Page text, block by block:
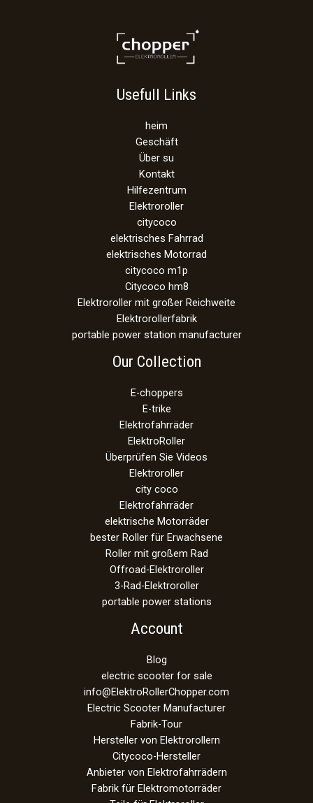
Usefull Links
heim
Geschäft
Über su
Kontakt
Hilfezentrum
Elektroroller
citycoco
elektrisches Fahrrad
elektrisches Motorrad
citycoco m1p
Citycoco hm8
Elektroroller mit großer Reichweite
Elektrorollerfabrik
portable power station manufacturer
Our Collection
E-choppers
E-trike
Elektrofahrräder
ElektroRoller
Überprüfen Sie Videos
Elektroroller
city coco
Elektrofahrräder
elektrische Motorräder
bester Roller für Erwachsene
Roller mit großem Rad
Offroad-Elektroroller
3-Rad-Elektroroller
portable power stations
Account
Blog
electric scooter for sale
info@ElektroRollerChopper.com
Electric Scooter Manufacturer
Fabrik-Tour
Hersteller von Elektrorollern
Citycoco-Hersteller
Anbieter von Elektrofahrrädern
Fabrik für Elektromotorräder